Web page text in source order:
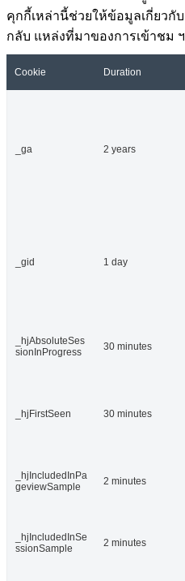
คุกกี้เหล่านี้ช่วยให้ข้อมูลเกี่ยวกั
กลับ แหล่งที่มาของการเข้าชม
Cookie Duration
_ga 2 years
_gid 1 day
_hjAbsoluteSes
sionInProgress
30 minutes
_hjFirstSeen 30 minutes
_hjIncludedInPa
geviewSample
2 minutes
_hjIncludedInSe
ssionSample
2 minutes